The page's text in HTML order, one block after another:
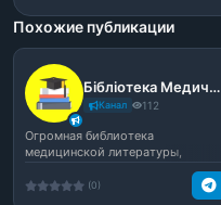
Похожие публикации
Бібліотека Медичної Літератури
Канал 112
Огромная библиотека
медицинской литературы,
полезной и для студентов, и для
в...
(0)